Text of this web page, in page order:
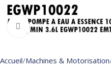
Click to enlarge
Accueil Machines & Motorisation